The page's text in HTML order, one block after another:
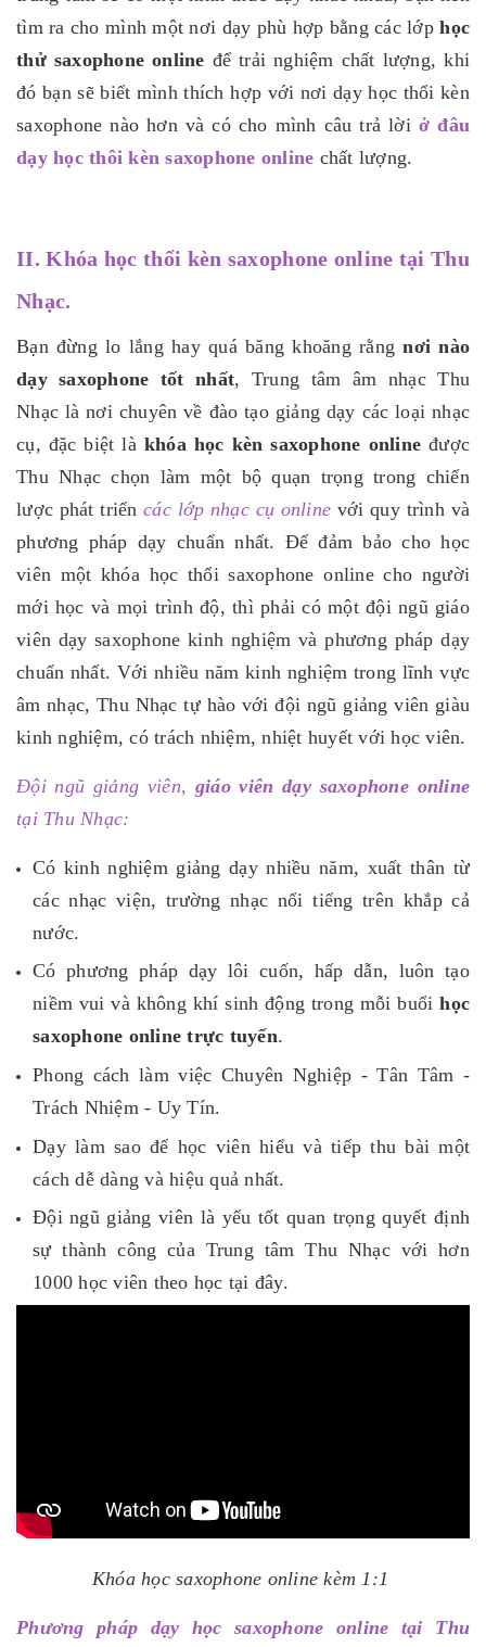
tìm ra cho mình một nơi dạy phù hợp bằng các lớphọc
thử saxophone online để trải nghiệm chất lượng, khi
đó bạn sẽ biết mình thích hợp với nơi dạy học thổi kèn
saxophone nào hơn và có cho mình câu trả lời ở đâu
dạy học thôi kèn saxophone online chất lượng.
II. Khóa học thổi kèn saxophone online tại Thu
Nhạc.
Bạn đừng lo lắng hay quá băng khoăng rằngnơi nào
dạy saxophone tốt nhất, Trung tâm âm nhạc Thu
Nhạc là nơi chuyên về đào tạo giảng dạy các loại nhạc
cụ, đặc biệt là khóa học kèn saxophone online được
Thu Nhạc chọn làm một bộ quạn trọng trong chiến
lược phát triểncác lớp nhạc cụ online với quy trình và
phương pháp dạy chuẩn nhất. Để đảm bảo cho học
viên một khóa học thổi saxophone online cho người
mới học và mọi trình độ, thì phải có một đội ngũ giáo
viên dạy saxophone kinh nghiệm và phương pháp dạy
chuẩn nhất. Với nhiều năm kinh nghiệm trong lĩnh vực
âm nhạc, Thu Nhạc tự hào với đội ngũ giảng viên giàu
kinh nghiệm, có trách nhiệm, nhiệt huyết với học viên.
Đội ngũ giảng viên, giáo viên dạy saxophone online
tại Thu Nhạc:
Có kinh nghiệm giảng dạy nhiều năm, xuất thân từ
các nhạc viện, trường nhạc nổi tiếng trên khắp cả
nước.
Có phương pháp dạy lôi cuốn, hấp dẫn, luôn tạo
niềm vui và không khí sinh động trong mỗi buổihọc
saxophone online trực tuyến.
Phong cách làm việc Chuyên Nghiệp - Tân Tâm -
Trách Nhiệm - Uy Tín.
Dạy làm sao để học viên hiểu và tiếp thu bài một
cách dễ dàng và hiệu quả nhất.
Đội ngũ giảng viên là yếu tốt quan trọng quyết định
sự thành công của Trung tâm Thu Nhạc với hơn
1000 học viên theo học tại đây.
Khóa học saxophone online kèm 1:1
Phương pháp dạy học saxophone online tại Thu